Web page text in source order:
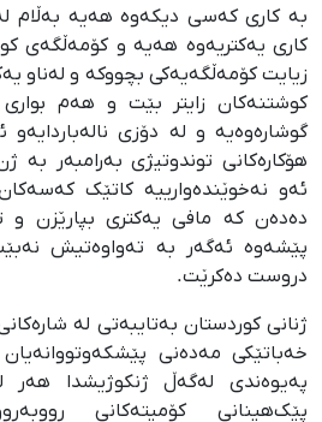
بە کاری کەسی دیکەوە هەیە بەڵام
کاری یەکتریەوە هەیە و کۆمەڵگەی
زیایت کۆمەڵگەیەکی بچووکە و لەناو
کوشتنەکان زایتر بێت و هەم بواری
گوشارەوەیە و لە دۆزی
هۆکارەکانی توندوتیژی بەرامبەر
ئەو نەخوێندەوارییە کاتێک
دەدەن کە مافی یەکتری بپارێزن و
پێشەوە ئەگەر بە تەواوەتیش
دروست دەکرێت.
ژنانی کوردستان بەتایبەتی لە
خەباتێکی مەدەنی
پێک‌هینانی کۆمیتەکانی